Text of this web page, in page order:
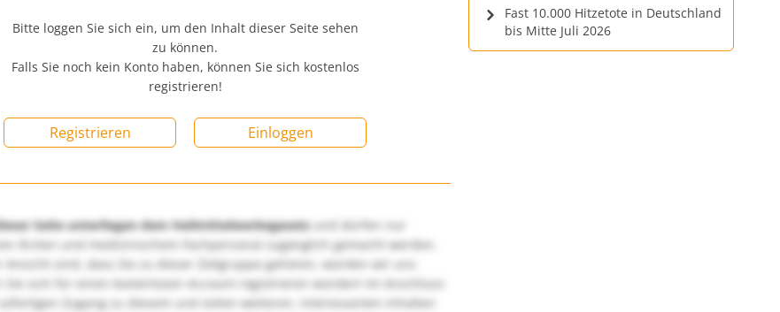
Bitte loggen Sie sich ein, um den Inhalt dieser Seite sehen
zu können.
Falls Sie noch kein Konto haben, können Sie sich kostenlos
registrieren!
Registrieren Einloggen
Seite unterliegen dem Heilmittelwerbegesetzund dürfen nur
Ärzten und medizinischem Fachpersonal zugänglich gemacht werden.
Ansicht sind, dass Sie zu dieser Zielgruppe gehören, würden wir uns
Sie sich für einen kostenlosen Account registrieren würden! Im Anschluss
Zugang zu diesem und vielen weiteren, interessanten Inhalten
Fast 10.000 Hitzetote in Deutschland
bis Mitte Juli 2026